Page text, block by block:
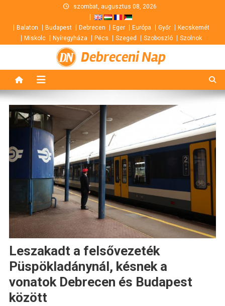
content
szombat, augusztus 08, 2026
Balaton Budapest Debrecen Eger Európa Győr
Kecskemét
Miskolc
Nyíregyháza Pécs Szeged Szoboszló Szolnok
Debreceni Nap
Leszakadt a felsővezeték
Püspökladánynál, késnek a
vonatok Debrecen és Budapest
között